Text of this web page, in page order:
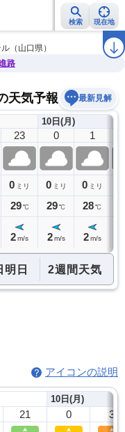
検索 現在地
・注意報 ラ
（山口県）
路
天気予報 最新見解
23
0 ミリ
29 ℃
2m/s
10日(月)
0
0 ミリ
29℃
2 m/s
1
0 ミリ
28℃
2 m/s
明日 2週間天気
アイコンの説明
21
10日(月)
0 3